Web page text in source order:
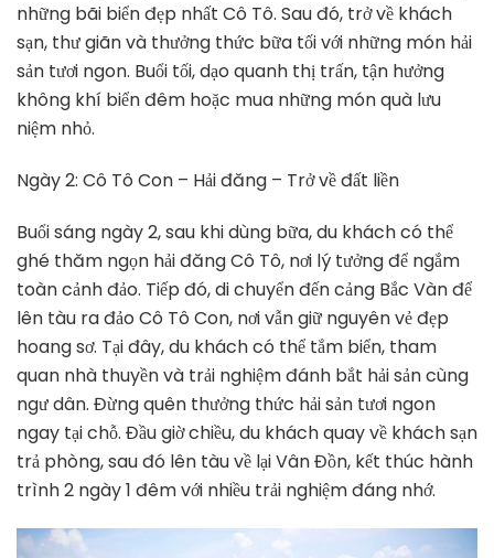
những bãi biển đẹp nhất Cô Tô. Sau đó, trở về khách
sạn, thư giãn và thưởng thức bữa tối với những món hải
sản tươi ngon. Buổi tối, dạo quanh thị trấn, tận hưởng
không khí biển đêm hoặc mua những món quà lưu
niệm nhỏ.
Ngày 2: Cô Tô Con – Hải đăng – Trở về đất liền
Buổi sáng ngày 2, sau khi dùng bữa, du khách có thể
ghé thăm ngọn hải đăng Cô Tô, nơi lý tưởng để ngắm
toàn cảnh đảo. Tiếp đó, di chuyển đến cảng Bắc Vàn để
lên tàu ra đảo Cô Tô Con, nơi vẫn giữ nguyên vẻ đẹp
hoang sơ. Tại đây, du khách có thể tắm biển, tham
quan nhà thuyền và trải nghiệm đánh bắt hải sản cùng
ngư dân. Đừng quên thưởng thức hải sản tươi ngon
ngay tại chỗ. Đầu giờ chiều, du khách quay về khách sạn
trả phòng, sau đó lên tàu về lại Vân Đồn, kết thúc hành
trình 2 ngày 1 đêm với nhiều trải nghiệm đáng nhớ.